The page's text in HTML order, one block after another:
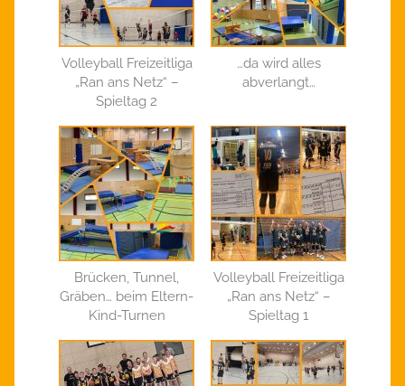
Volleyball Freizeitliga
„Ran ans Netz“ –
Spieltag 2
…da wird alles
abverlangt…
Brücken, Tunnel,
Gräben… beim Eltern-
Kind-Turnen
Volleyball Freizeitliga
„Ran ans Netz“ –
Spieltag 1